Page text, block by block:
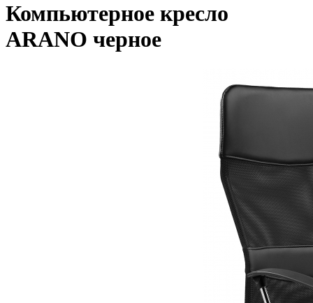
Компьютерное кресло
ARANO черное